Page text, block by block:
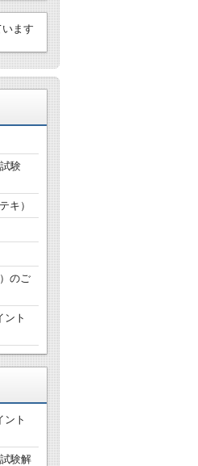
ます
験
キ）
のご
ント
ント
験解